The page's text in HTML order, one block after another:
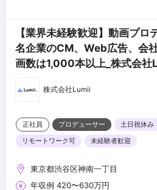
【業界未経験歓迎】動画プロ
名企業のCM、Web広告、会
画数は1,000本以上_株式会社
株式会社Lumii
正社員 プロデューサー 土日祝休み
リモートワーク可
未経験者歓迎
東京都渋谷区神南一丁目
年収例 420〜630万円